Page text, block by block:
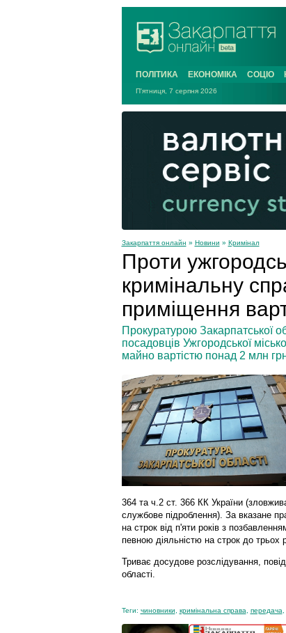
ПОЛІТИКА ЕКОНОМІКА СОЦІО
П'ятниця, 7 серпня 2026
Закарпаття онлайн » Новини » Кримінал
Проти
кримінальну
приміщення
Прокуратурою Закарпатської
посадовців Ужгородської
майно вартістю понад 2 млн
364 та ч.2 ст. 366 КК України
службове підроблення). За вказане
на строк від п'яти років з
певною діяльністю на строк до трьох
Триває досудове розслідування,
області.
Теги: чиновники кримінальна справа передача